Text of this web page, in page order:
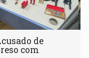
de
com